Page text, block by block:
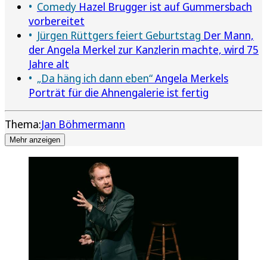
Comedy Hazel Brugger ist auf Gummersbach
vorbereitet
Jürgen Rüttgers feiert Geburtstag Der Mann,
der Angela Merkel zur Kanzlerin machte, wird 75
Jahre alt
„Da häng ich dann eben“Angela Merkels
Porträt für die Ahnengalerie ist fertig
Thema:Jan Böhmermann
Mehr anzeigen